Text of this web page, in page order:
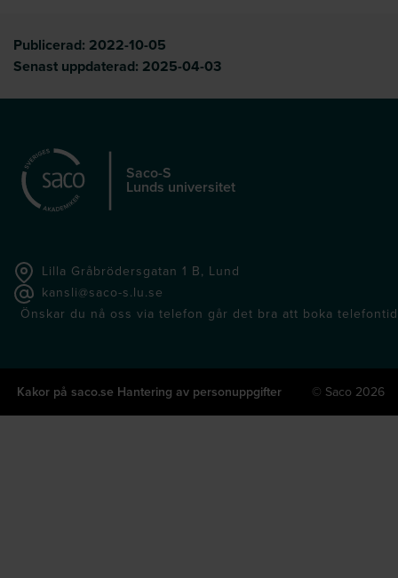
Publicerad: 2022-10-05
Senast uppdaterad: 2025-04-03
Saco-S
Lunds universitet
Lilla Gråbrödersgatan 1 B, Lund
kansli@saco-s.lu.se
Önskar du nå oss via telefon går det bra att boka
Kakor på saco.se Hantering av personuppgifter © Saco 2026